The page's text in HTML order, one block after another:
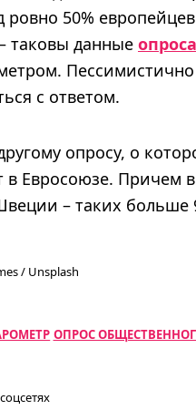
ровно 50%
таковы данные опроса
с ответом.
опросу, о
в Евросоюзе. Причем
– таких больше
/ Unsplash
ОПРОС